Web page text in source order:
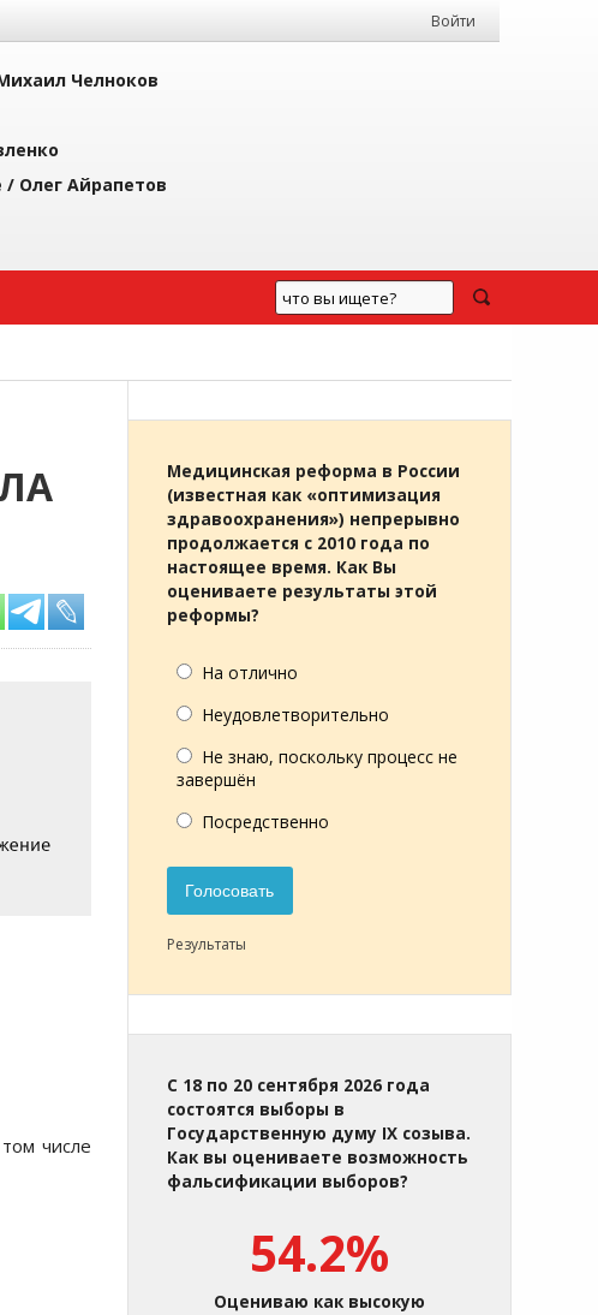
Войти
Челноков
/ Олег Айрапетов
числе
Медицинская реформа в России
(известная как «оптимизация
здравоохранения») непрерывно
продолжается с 2010 года по
настоящее время. Как Вы
оцениваете результаты этой
реформы?
На отлично
Неудовлетворительно
Не знаю, поскольку процесс не
завершён
Посредственно
Голосовать
Результаты
С 18 по 20 сентября 2026 года
состоятся выборы в
Государственную думу IX созыва.
Как вы оцениваете возможность
фальсификации выборов?
54.2%
Оцениваю как высокую